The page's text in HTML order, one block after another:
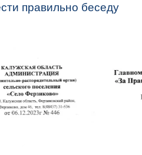
правильно беседу